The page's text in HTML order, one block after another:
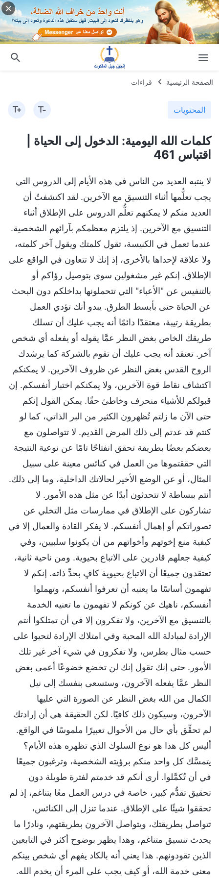
الصفحة الرئيسية قراءات
المحتويات
كلمات الله اليومية: الدخول إلى الحياة |
اقتباس 461
لا ينتبه العديد من الناس في هذه الأيام إلى الدروس التي
يجب تعلُّمها أثناء التنسيق مع الآخرين. لقد اكتشفتُ أن
العديد منكم لا يمكنهم تعلُّم الدروس على الإطلاق أثناء
التنسيق مع الآخرين. إذ يلتزم معظمكم بآرائهم الشخصية.
عندما تعمل في الكنيسة، تقول كلمتك ويقول آخر كلمته،
ولا علاقة لإحداها بالأخرى، إذ إنك لا تتعاون في الواقع على
الإطلاق. إنكم غير مشغولين سوى بتوصيل رؤاكم أو
بالتنفيس عن "الأعباء" التي تتحملونها بداخلكم دون البحث
عن الحياة حتى بأبسط الطرق. يبدو أنك تؤدي العمل
بطريقة رتيبة، معتقدًا دائمًا أنه يجب عليك أن تسلك
طريقك الخاص بغض النظر عمَّا يقوله أو يفعله أي شخص
آخر. تعتقد أنه يجب عليك أن تقوم بالشركة كما يرشدك
الروح القدس بغض النظر عن ظروف الآخرين. لا يمكنكم
اكتشاف نقاط قوة الآخرين، ولا يمكنكم اختبار أنفسكم. إن
قبولكم للأشياء منحرف وخاطئ حقًا. يمكن القول إنكم
حتى الآن ما زلتم تُظهرون الكثير من البر الذاتي، كما لو
كنتم قد عدتم إلى ذلك المرض القديم. لا تتواصلون مع
بعضكم بعضًا بطريقة تحقق انفتاحًا تامًا عن نوعية النتيجة
التي حققتموها من العمل في كنائس معينة على سبيل
المثال، أو عن الوضع الأخير لحالاتك الداخلية، وما إلى ذلك.
أنتم ببساطة لا تتحدثون أبدًا عن مثل هذه الأمور. لا
تشاركون على الإطلاق في ممارسات مثل التخلي عن
تصوراتكم أو إهمال أنفسكم. لا يفكر القادة والعمال إلا في
كيفية منع إخوتهم وأخواتهم من أن يكونوا سلبيين، وفي
كيفية جعلهم قادرين على الاتباع بحيوية. ومن ناحية ثانية،
تعتقدون جميعًا أن الاتباع بحيوية كافٍ بحدِّ ذاته. إنكم لا
تفهمون أساسًا ما يعنيه أن تعرفوا أنفسكم، وتهملوا
أنفسكم، ناهيك عن كونكم لا تفهمون ما تعنيه الخدمة
بالتنسيق مع الآخرين، ولا تفكرون إلا في أن تمتلكوا أنتم
الإرادة لمبادلة الله المحبة وفي امتلاك الإرادة لتحيوا على
حسب مثال بطرس، ولا تفكرون في شيء آخر غير تلك
الأمور. حتى إنك تقول إنك لن تخضع خضوعًا أعمى بغض
النظر عمَّا يفعله الآخرون، وستسعى بنفسك إلى نيل
الكمال من الله بغض النظر عن الصورة التي عليها
الآخرون، وسيكون ذلك كافيًا. لكن الحقيقة هي أن إرادتك
لم تحقِّق بأي حال من الأحوال تعبيرًا ملموسًا في الواقع.
أليس كل هذا هو نوع السلوك الذي تظهره هذه الأيام؟
يتمسَّك كل واحد منكم برؤيته الشخصية، وترغبون جميعًا
في أن تُكمَّلوا. أرى أنكم قد خدمتم لفترة طويلة دون
تحقيق تقدُّم كبير، خاصة في درس العمل معًا بتناغم، إذ لم
تحققوا شيئًا على الإطلاق. عندما تنزل إلى الكنائس،
تتواصل بطريقتك، ويتواصل الآخرون بطريقتهم، ونادرًا ما
يحدث تنسيق متناغم، وهذا يظهر بوضوح أكثر في التابعين
الذين تقودونهم. هذا يعني أنه بالكاد يفهم أي شخص بينكم
معنى خدمة الله، أو كيف يجب على المرء أن يخدم الله.